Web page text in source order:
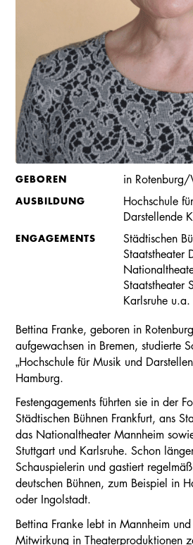
GEBOREN in Rotenburg/
AUSBILDUNG
Hochschule
Darstellende
ENGAGEMENTS
Städtischen
Staatstheater
Staatstheater
Karlsruhe u.a.
Bettina Franke, geboren in
aufgewachsen in Bremen, studierte
„Hochschule für Musik und
Hamburg.
Festengagements führten sie in der
Städtischen Bühnen Frankfurt, ans
das Nationaltheater Mannheim
Stuttgart und Karlsruhe. Schon
Schauspielerin und gastiert
deutschen Bühnen, zum Beispiel in
oder Ingolstadt.
Bettina Franke lebt in Mannheim
Mitwirkung in Theaterproduktionen